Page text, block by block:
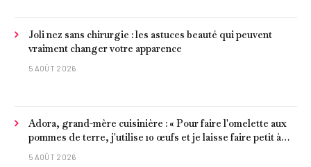
Joli nez sans chirurgie : les astuces beauté qui peuvent
vraiment changer votre apparence
5 AOÛT 2026
Adora, grand-mère cuisinière : « Pour faire l'omelette aux
pommes de terre, j'utilise 10 œufs et je laisse faire petit à
petit »
5 AOÛT 2026